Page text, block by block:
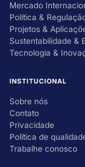
Mercado
Política &
Projetos &
Sustentabilidade &
Tecnologia &
INSTITUCIONAL
Sobre nós
Contato
Privacidade
Política de
Trabalhe conosco